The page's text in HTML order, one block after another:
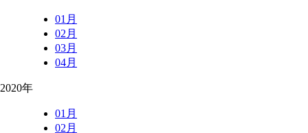
01月
02月
03月
04月
2020年
01月
02月